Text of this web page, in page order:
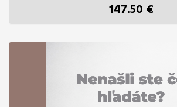
147.50 €